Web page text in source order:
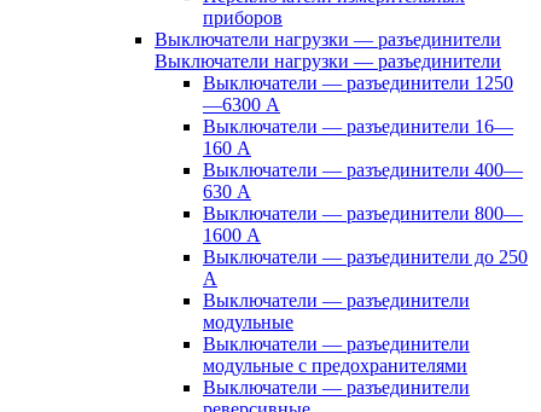
приборов
Выключатели нагрузки — разъединители
Выключатели нагрузки — разъединители
Выключатели — разъединители 1250
—6300 А
Выключатели — разъединители 16—
160 А
Выключатели — разъединители 400—
630 А
Выключатели — разъединители 800—
1600 А
Выключатели — разъединители до 250
А
Выключатели — разъединители
модульные
Выключатели — разъединители
модульные с предохранителями
Выключатели — разъединители